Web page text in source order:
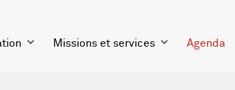
Missions et services Agenda